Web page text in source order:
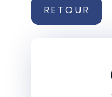
RETOUR